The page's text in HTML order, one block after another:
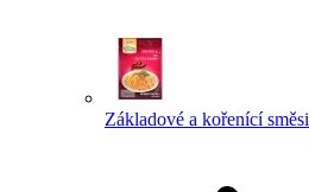
Základové a kořenící směsi